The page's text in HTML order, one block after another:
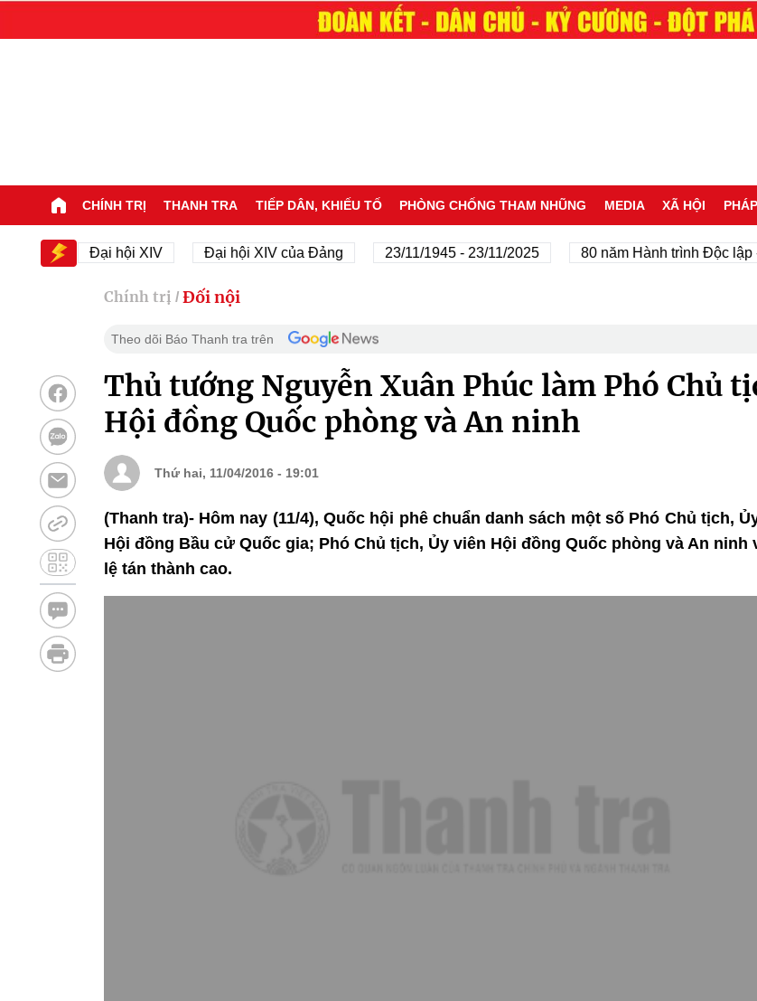
CHÍNH TRỊ THANH TRA TIẾP DÂN, KHIẾU TỐ PHÒNG CHỐNG THAM NHŨNG MEDIA XÃ HỘI
Đại hội XIV Đại hội XIV của Đảng 23/11/1945 - 23/11/2025 80 năm Hành trình Độc lập - Tự
Chính trị / Đối nội
Theo dõi Báo Thanh tra trên
Thủ tướng Nguyễn Xuân Phúc làm Phó Chủ
Hội đồng Quốc phòng và An ninh
Thứ hai, 11/04/2016 - 19:01
(Thanh tra)- Hôm nay (11/4), Quốc hội phê chuẩn danh sách một số Phó Chủ tịch,
Hội đồng Bầu cử Quốc gia; Phó Chủ tịch, Ủy viên Hội đồng Quốc phòng và An ninh
lệ tán thành cao.